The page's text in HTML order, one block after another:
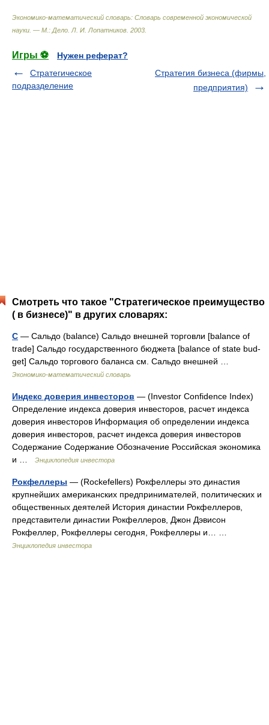
Экономико-математический словарь: Словарь современной экономической
науки. — М.: Дело Л. И. Лопатников 2003
Игры ⚽
Нужен реферат?
Стратегическое
подразделение
Стратегия бизнеса (фирмы,
предприятия)
Смотреть что такое "Стратегическое преимущество
( в бизнесе)" в других словарях:
С — Сальдо (balance) Cальдо внешней торговли [balance of
trade] Сальдо государственного бюджета [balance of state bud­
get] Сальдо торгового баланса см. Сальдо внешней …
Экономико-математический словарь
Индекс доверия инвесторов — (Investor Confidence Index)
Определение индекса доверия инвесторов, расчет индекса
доверия инвесторов Информация об определении индекса
доверия инвесторов, расчет индекса доверия инвесторов
Содержание Содержание Обозначение Российская экономика
и …
Энциклопедия инвестора
Рокфеллеры — (Rockefellers) Рокфеллеры это династия
крупнейших американских предпринимателей, политических и
общественных деятелей История династии Рокфеллеров,
представители династии Рокфеллеров, Джон Дэвисон
Рокфеллер, Рокфеллеры сегодня, Рокфеллеры и… …
Энциклопедия инвестора